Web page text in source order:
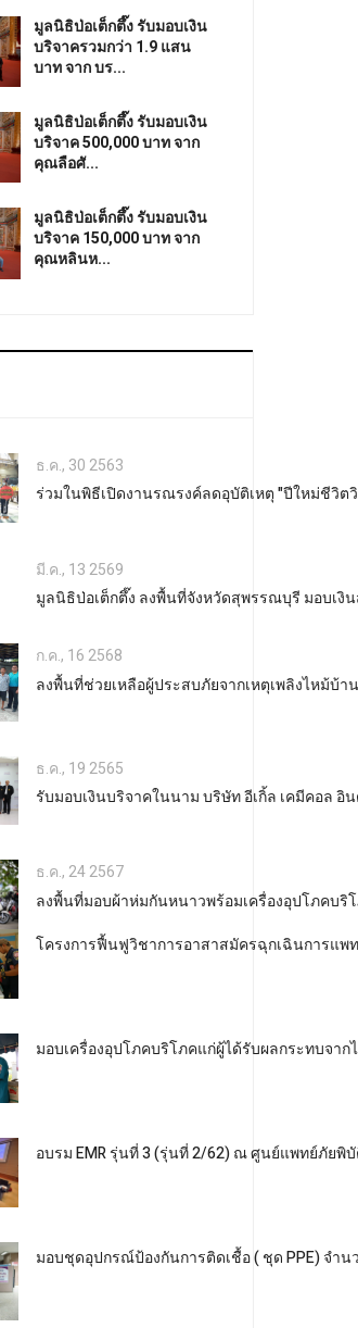
มูลนิธิป่อเต็กตึ๊ง รับมอบเงิน
บริจาครวมกว่า 1.9 แสน
บาท จาก บร...
มูลนิธิป่อเต็กตึ๊ง รับมอบเงิน
บริจาค 500,000 บาท จาก
คุณลือศั...
มูลนิธิป่อเต็กตึ๊ง รับมอบเงิน
บริจาค 150,000 บาท จาก
คุณหลินห...
ธ.ค., 30 2563
ร่วมในพิธีเปิดงานรณรงค์ลดอุบัติเหตุ "ปีใหม่ชีวิ
มี.ค., 13 2569
มูลนิธิป่อเต็กตึ๊ง ลงพื้นที่จังหวัดสุพรรณบุรี มอบเงิ
ก.ค., 16 2568
ลงพื้นที่ช่วยเหลือผู้ประสบภัยจากเหตุเพลิงไหม้บ้
ธ.ค., 19 2565
รับมอบเงินบริจาคในนาม บริษัท อีเกิ้ล เคมีคอล
ธ.ค., 24 2567
ลงพื้นที่มอบผ้าห่มกันหนาวพร้อมเครื่องอุปโภคบ
โครงการฟื้นฟูวิชาการอาสาสมัครฉุกเฉินการแพท
มอบเครื่องอุปโภคบริโภคแก่ผู้ได้รับผลกระทบจา
อบรม EMR รุ่นที่ 3 (รุ่นที่ 2/62) ณ ศูนย์แพทย์ภัยพิ
มอบชุดอุปกรณ์ป้องกันการติดเชื้อ ( ชุด PPE) จำ